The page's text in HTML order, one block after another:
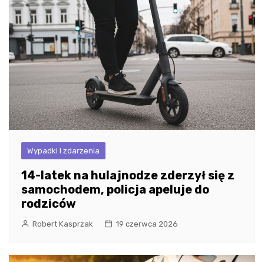
Wypadki i zdarzenia
14-latek na hulajnodze zderzył się z
samochodem, policja apeluje do
rodziców
Robert Kasprzak 19 czerwca 2026